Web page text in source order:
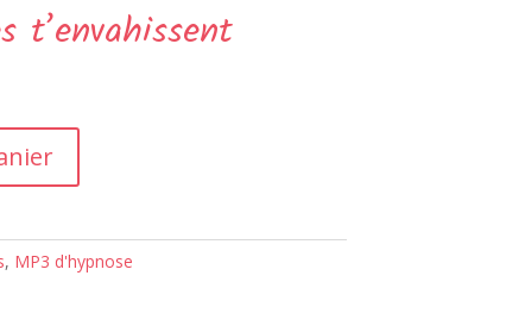
t’envahissent
, MP3 d'hypnose